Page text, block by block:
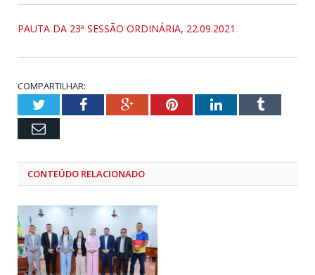
PAUTA DA 23ª SESSÃO ORDINÁRIA, 22.09.2021
COMPARTILHAR:
TwitterFacebookGoogle+PinterestLinkedInTumblr
Email
CONTEÚDO RELACIONADO